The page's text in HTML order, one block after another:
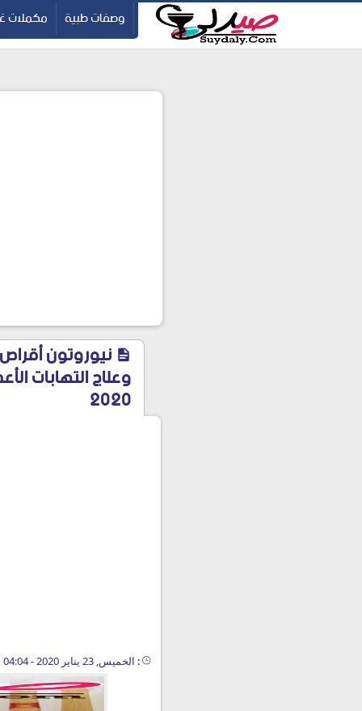
-->
vmZ_yu86_9u3jQJgGN9H2FF9w وصفات طبية مكملات
وعلاج التهابات
2020
: الخميس, 23 يناير 2020 - 04:04 ص